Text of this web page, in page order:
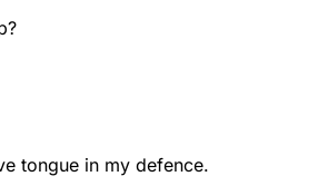
tongue in my defence.